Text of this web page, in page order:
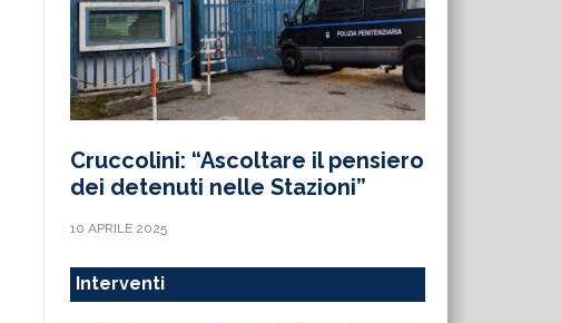
Cruccolini: “Ascoltare il pensiero
dei detenuti nelle Stazioni”
10 APRILE 2025
Interventi